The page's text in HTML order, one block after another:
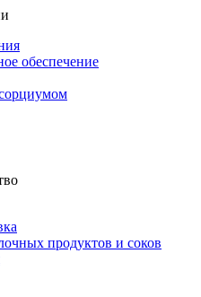
обеспечение
продуктов и соков